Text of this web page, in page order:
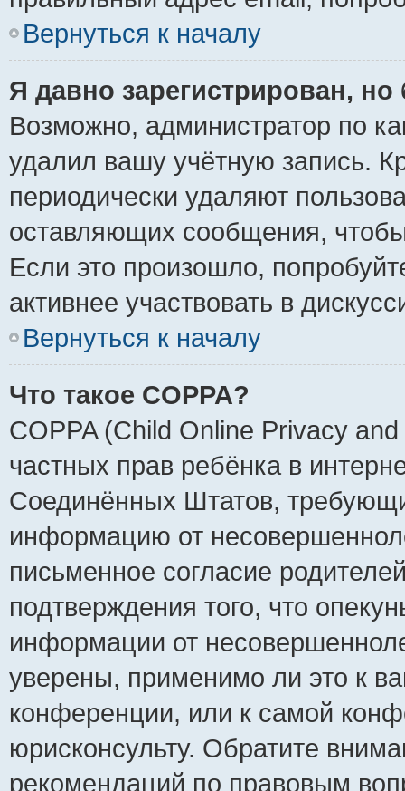
Вернуться к началу
Я давно зарегистрирован,
Возможно, администратор по
удалил вашу учётную запись.
периодически удаляют
оставляющих сообщения,
Если это произошло,
активнее участвовать в
Вернуться к началу
Что такое COPPA?
COPPA (Child Online Privacy
частных прав ребёнка в
Соединённых Штатов,
информацию от
письменное согласие
подтверждения того, что
информации от
уверены, применимо ли это к
конференции, или к самой
юрисконсульту. Обратите
рекомендаций по правовым